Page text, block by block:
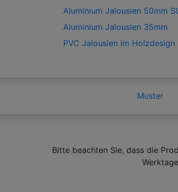
Aluminium Jalousien 50mm
Aluminium Jalousien 35mm
PVC Jalousien im Holzdesign
Muster
Bitte beachten Sie, dass die